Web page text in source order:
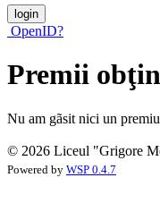
OpenID?
Premii
Nu am gãsit nici un
© 2026 Liceul "Grigore
Powered by WSP 0.4.7